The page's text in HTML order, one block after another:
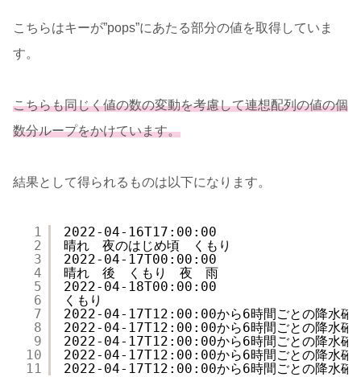
こちらはキーが”pops”にあたる部分の値を取得していま
す。
こちらも同じく値の数の変動を考慮して連想配列の値の個
数分ループをかけています。
結果として得られるものは以下になります。
1
2
3
4
5
6
7
8
9
10
11
2022-04-16T17:00:00
晴れ　夜のはじめ頃　くもり
2022-04-17T00:00:00
晴れ　後　くもり　夜　雨
2022-04-18T00:00:00
くもり
2022-04-17T12:00:00から6時間ごとの降水確
2022-04-17T12:00:00から6時間ごとの降水確
2022-04-17T12:00:00から6時間ごとの降水確
2022-04-17T12:00:00から6時間ごとの降水確
2022-04-17T12:00:00から6時間ごとの降水確